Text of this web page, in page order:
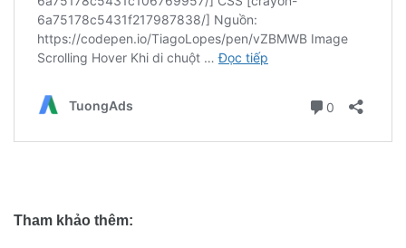
Tham khảo thêm: